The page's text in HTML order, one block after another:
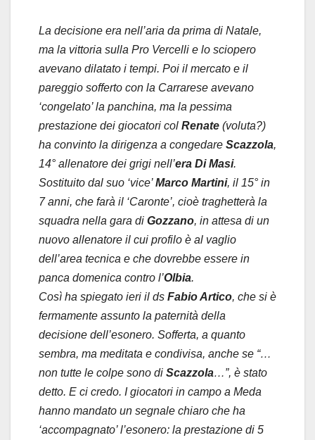
La decisione era nell’aria da prima di Natale,
ma la vittoria sulla Pro Vercelli e lo sciopero
avevano dilatato i tempi. Poi il mercato e il
pareggio sofferto con la Carrarese avevano
‘congelato’ la panchina, ma la pessima
prestazione dei giocatori col Renate (voluta?)
ha convinto la dirigenza a congedare Scazzola,
14° allenatore dei grigi nell’era Di Masi.
Sostituito dal suo ‘vice’Marco Martini, il 15° in
7 anni, che farà il ‘Caronte’, cioè traghetterà la
squadra nella gara di Gozzano, in attesa di un
nuovo allenatore il cui profilo è al vaglio
dell’area tecnica e che dovrebbe essere in
panca domenica contro l’Olbia.
Così ha spiegato ieri il ds Fabio Artico, che si è
fermamente assunto la paternità della
decisione dell’esonero. Sofferta, a quanto
sembra, ma meditata e condivisa, anche se “…
non tutte le colpe sono di Scazzola…”, è stato
detto. E ci credo. I giocatori in campo a Meda
hanno mandato un segnale chiaro che ha
‘accompagnato’ l’esonero: la prestazione di 5